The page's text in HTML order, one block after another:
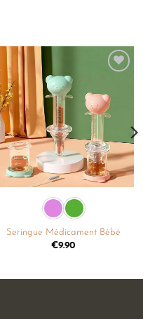
liste de
souhaits
Seringue Médicament Bébé
€9.90